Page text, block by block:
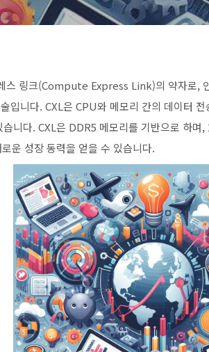
스 링크(Compute Express Link)의 약자로,
입니다. CXL은 CPU와 메모리 간의 데이터
니다. CXL은 DDR5 메모리를 기반으로 하
운 성장 동력을 얻을 수 있습니다.